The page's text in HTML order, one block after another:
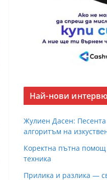
Най-нови
Жулиен Дасен:
алгоритъм на
Коректна пътна
техника
Прилика и разлика —